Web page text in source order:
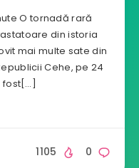
O tornadă rară
din istoria
mai multe sate din
Cehe, pe 24
fost[…]
0
1105